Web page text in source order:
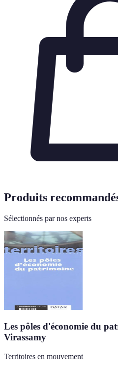
Produits
Sélectionnés par nos experts
Les pôles d'économie du
Virassamy
Territoires en mouvement